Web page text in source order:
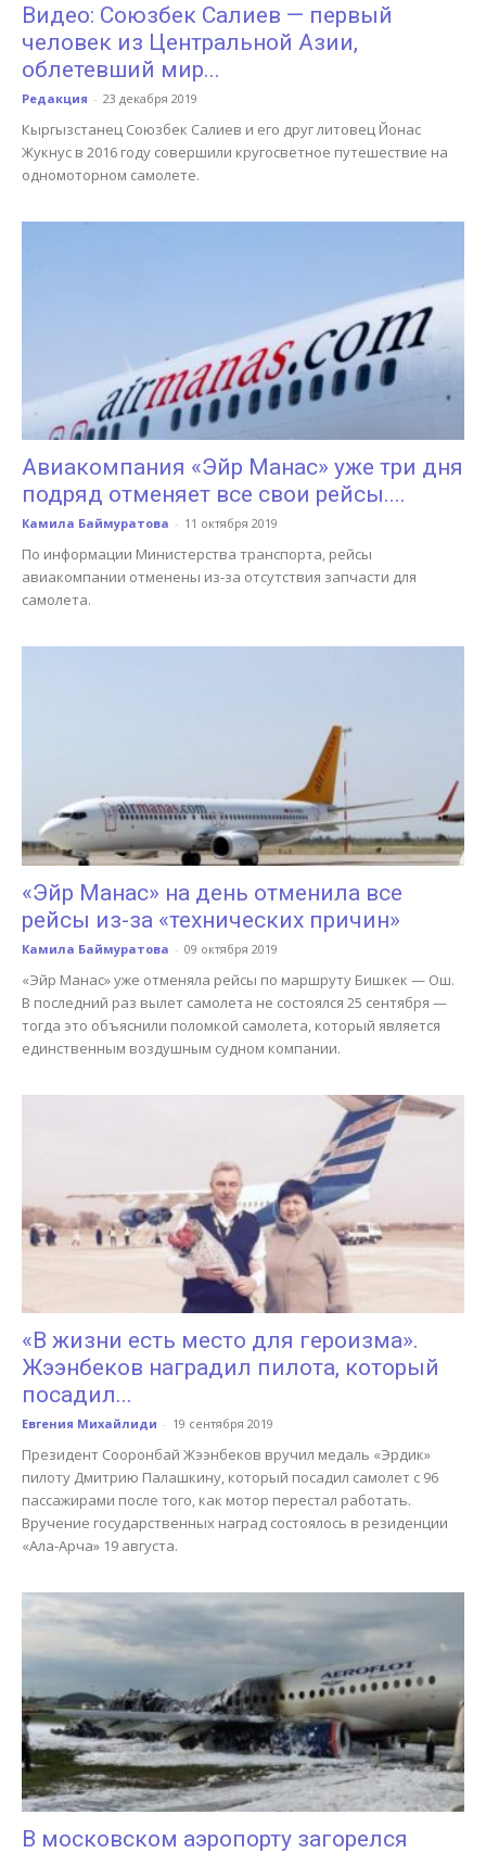
Видео: Союзбек Салиев — первый
человек из Центральной Азии,
облетевший мир...
Редакция - 23 декабря 2019
Кыргызстанец Союзбек Салиев и его друг литовец Йонас
Жукнус в 2016 году совершили кругосветное путешествие на
одномоторном самолете.
Авиакомпания «Эйр Манас» уже три дня
подряд отменяет все свои рейсы....
Камила Баймуратова - 11 октября 2019
По информации Министерства транспорта, рейсы
авиакомпании отменены из-за отсутствия запчасти для
самолета.
«Эйр Манас» на день отменила все
рейсы из-за «технических причин»
Камила Баймуратова - 09 октября 2019
«Эйр Манас» уже отменяла рейсы по маршруту Бишкек — Ош.
В последний раз вылет самолета не состоялся 25 сентября —
тогда это объяснили поломкой самолета, который является
единственным воздушным судном компании.
«В жизни есть место для героизма».
Жээнбеков наградил пилота, который
посадил...
Евгения Михайлиди - 19 сентября 2019
Президент Сооронбай Жээнбеков вручил медаль «Эрдик»
пилоту Дмитрию Палашкину, который посадил самолет с 96
пассажирами после того, как мотор перестал работать.
Вручение государственных наград состоялось в резиденции
«Ала-Арча» 19 августа.
В московском аэропорту загорелся